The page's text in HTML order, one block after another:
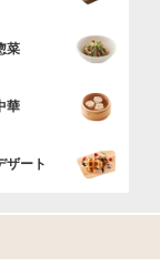
菜
華
ザート